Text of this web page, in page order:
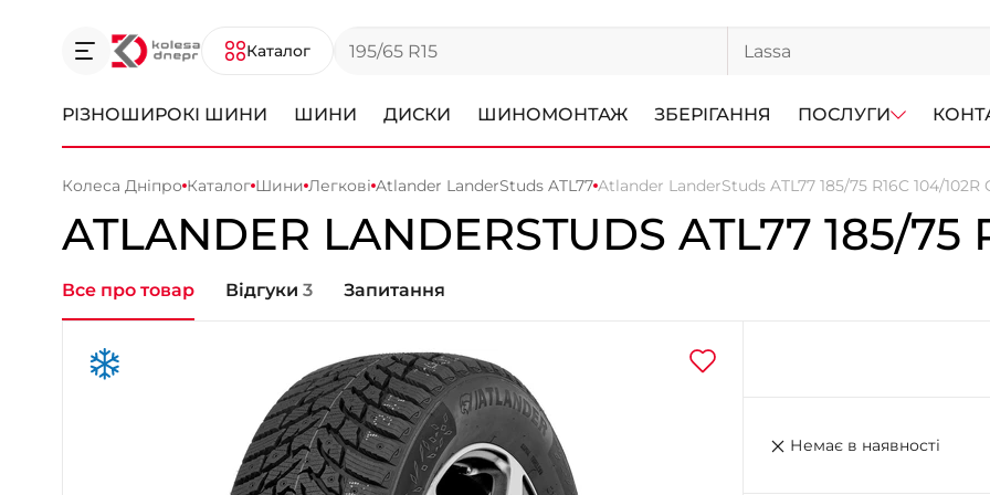
Каталог
РІЗНОШИРОКІ ШИНИ ШИНИ ДИСКИ ШИНОМОНТАЖ ЗБЕРІГАННЯ ПОСЛУГИ
Колеса Дніпро Каталог Шини Легкові Atlander LanderStuds ATL77 Atlander LanderStuds ATL77 185/75 R16C 104/102R
ATLANDER LANDERSTUDS ATL77 185/75
Все про товар Відгуки 3 Запитання
Немає в наявності